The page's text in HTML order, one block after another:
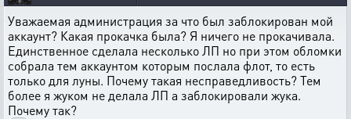
Уважаемая администрация за что был заблокирован мой
аккаунт? Какая прокачка была? Я ничего не прокачивала.
Единственное сделала несколько ЛП но при этом обломки
собрала тем аккаунтом которым послала флот, то есть
только для луны. Почему такая несправедливость? Тем
более я жуком не делала ЛП а заблокировали жука.
Почему так?